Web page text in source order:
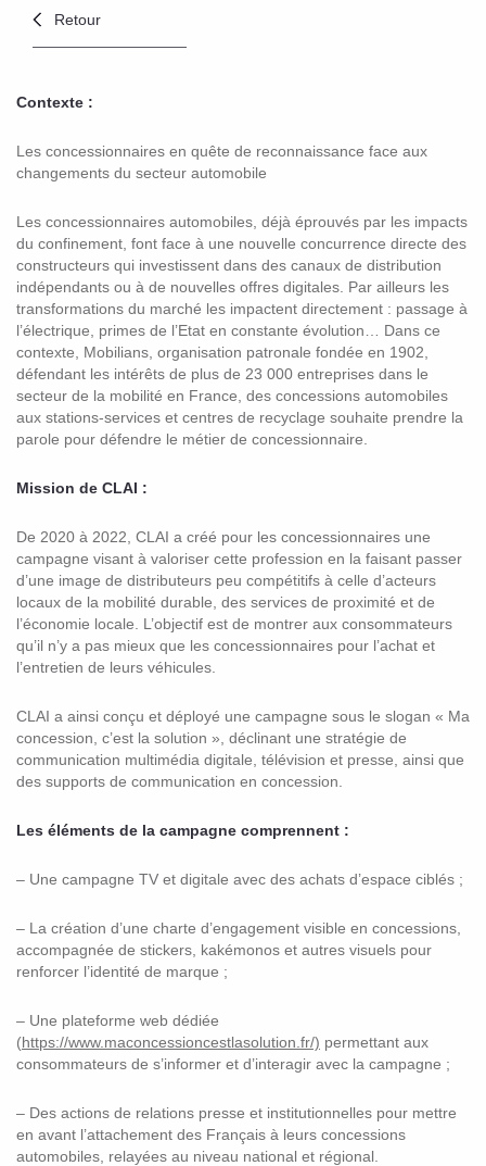
Retour
Contexte :
Les concessionnaires en quête de reconnaissance face aux
changements du secteur automobile
Les concessionnaires automobiles, déjà éprouvés par les impacts
du confinement, font face à une nouvelle concurrence directe des
constructeurs qui investissent dans des canaux de distribution
indépendants ou à de nouvelles offres digitales. Par ailleurs les
transformations du marché les impactent directement : passage à
l’électrique, primes de l’Etat en constante évolution… Dans ce
contexte, Mobilians, organisation patronale fondée en 1902,
défendant les intérêts de plus de 23 000 entreprises dans le
secteur de la mobilité en France, des concessions automobiles
aux stations-services et centres de recyclage souhaite prendre la
parole pour défendre le métier de concessionnaire.
Mission de CLAI :
De 2020 à 2022, CLAI a créé pour les concessionnaires une
campagne visant à valoriser cette profession en la faisant passer
d’une image de distributeurs peu compétitifs à celle d’acteurs
locaux de la mobilité durable, des services de proximité et de
l’économie locale. L’objectif est de montrer aux consommateurs
qu’il n’y a pas mieux que les concessionnaires pour l’achat et
l’entretien de leurs véhicules.
CLAI a ainsi conçu et déployé une campagne sous le slogan « Ma
concession, c’est la solution », déclinant une stratégie de
communication multimédia digitale, télévision et presse, ainsi que
des supports de communication en concession.
Les éléments de la campagne comprennent :
– Une campagne TV et digitale avec des achats d’espace ciblés ;
– La création d’une charte d’engagement visible en concessions,
accompagnée de stickers, kakémonos et autres visuels pour
renforcer l’identité de marque ;
– Une plateforme web dédiée
(https://www.maconcessioncestlasolution.fr/) permettant aux
consommateurs de s’informer et d’interagir avec la campagne ;
– Des actions de relations presse et institutionnelles pour mettre
en avant l’attachement des Français à leurs concessions
automobiles, relayées au niveau national et régional.